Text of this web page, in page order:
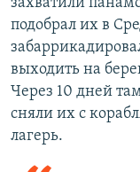
подобрал их в
выходить на
Через 10 дней
сняли их с
лагерь.